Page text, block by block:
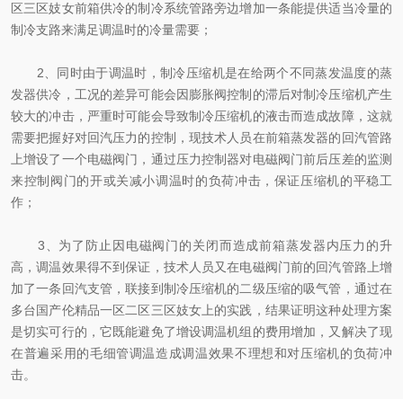
区三区妓女前箱供冷的制冷系统管路旁边增加一条能提供适当冷量的
制冷支路来满足调温时的冷量需要；
2、同时由于调温时，制冷压缩机是在给两个不同蒸发温度的蒸
发器供冷，工况的差异可能会因膨胀阀控制的滞后对制冷压缩机产生
较大的冲击，严重时可能会导致制冷压缩机的液击而造成故障，这就
需要把握好对回汽压力的控制，现技术人员在前箱蒸发器的回汽管路
上增设了一个电磁阀门，通过压力控制器对电磁阀门前后压差的监测
来控制阀门的开或关减小调温时的负荷冲击，保证压缩机的平稳工
作；
3、为了防止因电磁阀门的关闭而造成前箱蒸发器内压力的升
高，调温效果得不到保证，技术人员又在电磁阀门前的回汽管路上增
加了一条回汽支管，联接到制冷压缩机的二级压缩的吸气管，通过在
多台国产伦精品一区二区三区妓女上的实践，结果证明这种处理方案
是切实可行的，它既能避免了增设调温机组的费用增加，又解决了现
在普遍采用的毛细管调温造成调温效果不理想和对压缩机的负荷冲
击。